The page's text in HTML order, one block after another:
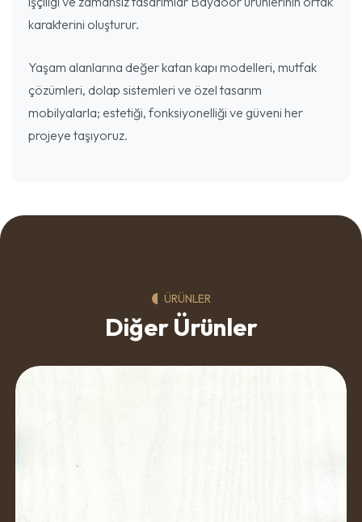
karakterini oluşturur.
Yaşam alanlarına değer katan kapı modelleri, mutfak
çözümleri, dolap sistemleri ve özel tasarım
mobilyalarla; estetiği, fonksiyonelliği ve güveni her
projeye taşıyoruz.
ÜRÜNLER
Diğer Ürünler